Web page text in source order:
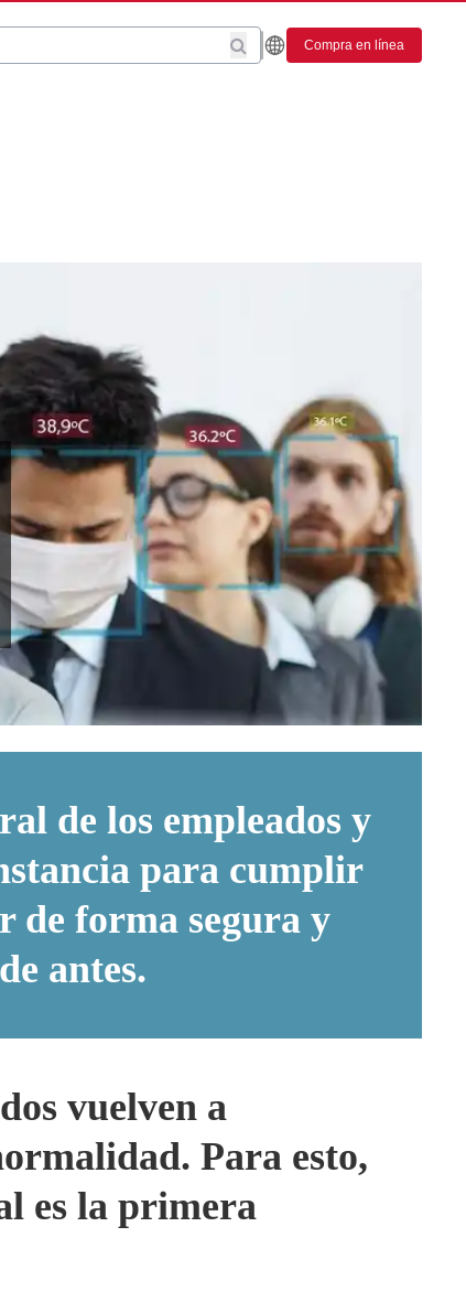
Compra en línea
de los empleados y
para cumplir
de forma segura y
antes.
vuelven a
Para esto,
es la primera